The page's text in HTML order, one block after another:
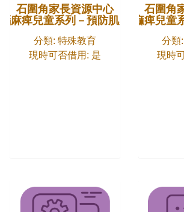
石圍角家長資源中心
麻痺兒童系列－預防肌腱攣縮
分類: 特殊教育
現時可否借用: 是
石圍角
〈輔助腦痲痺兒童
分類
現時